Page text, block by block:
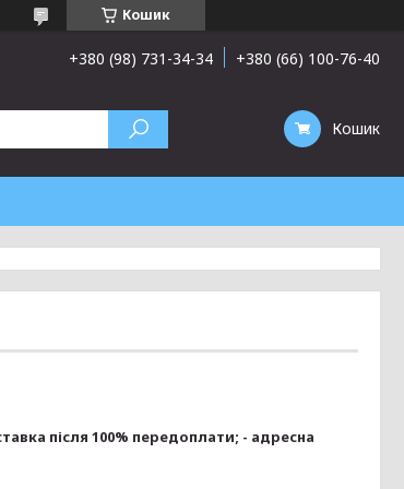
Кошик
+380 (98) 731-34-34 +380 (66) 100-76-40
Кошик
після 100% передоплати; - адресна